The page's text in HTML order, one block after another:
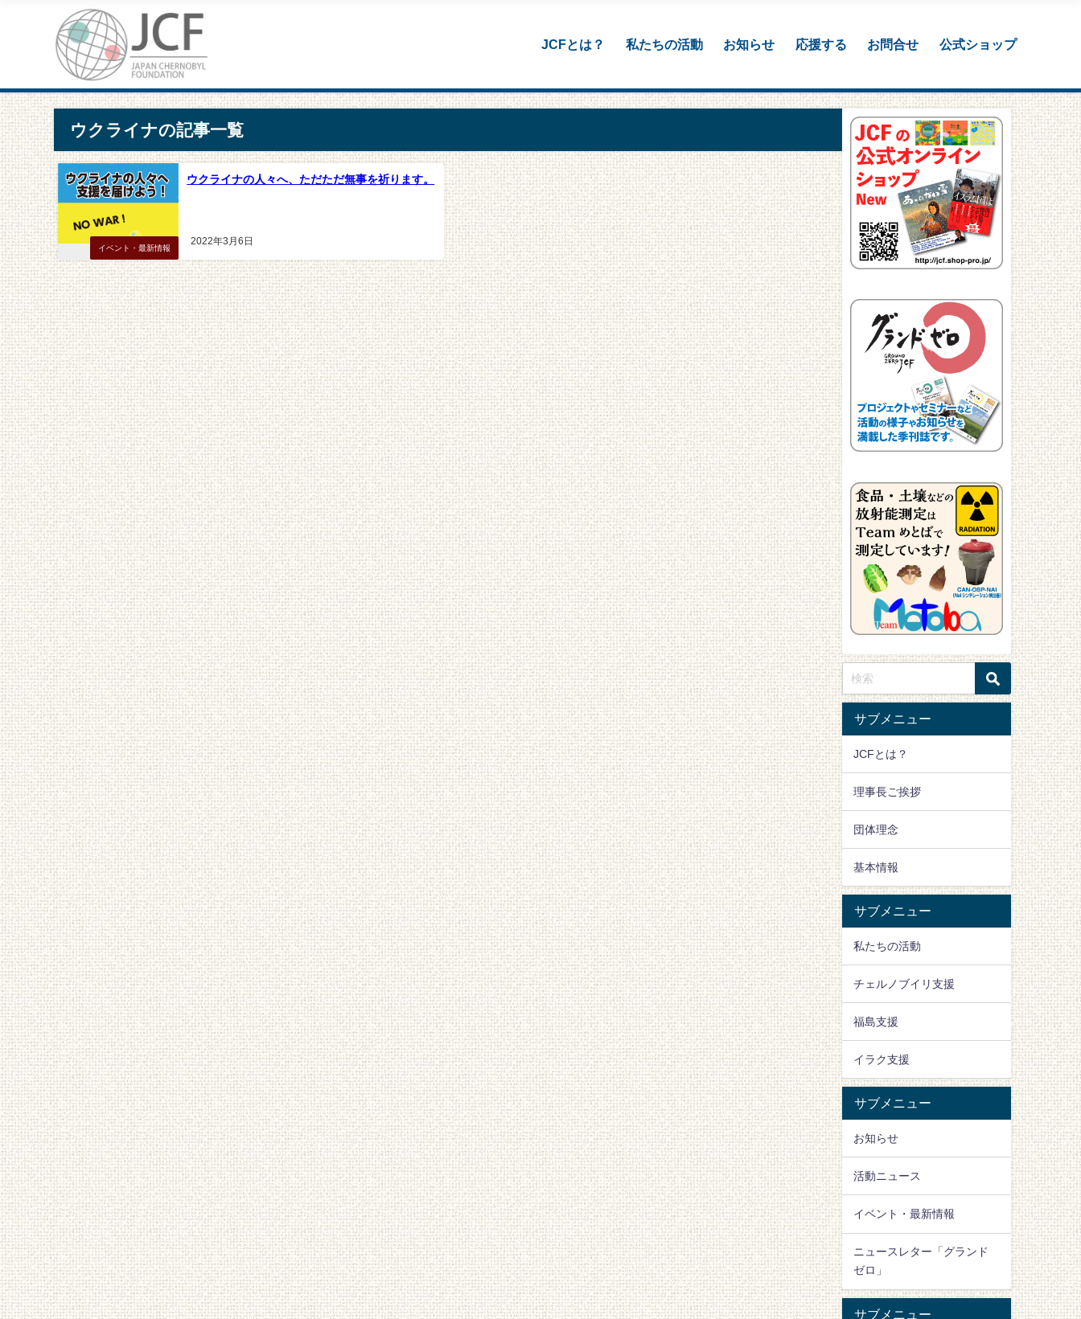
JCFとは？ 私たちの活動 お知らせ 応援する お問合せ 公式ショップ
ウクライナの記事一覧
イベント・最新情報
ウクライナの人々へ、ただただ無事を祈ります。
2022年3月6日
サブメニュー
JCFとは？
理事長ご挨拶
団体理念
基本情報
サブメニュー
私たちの活動
チェルノブイリ支援
福島支援
イラク支援
サブメニュー
お知らせ
活動ニュース
イベント・最新情報
ニュースレター「グランド
ゼロ」
サブメニュー